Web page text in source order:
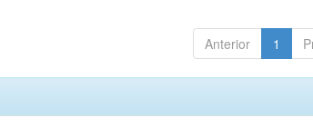
Anterior 1